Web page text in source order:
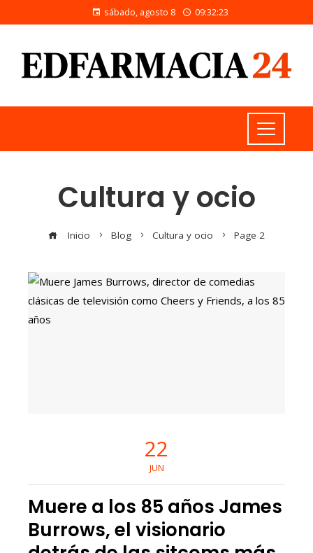
sábado, agosto 8 09:32:25
Cultura y ocio
Inicio Blog Cultura y ocio Page 2
22
JUN
Muere a los 85 años James
Burrows, el visionario